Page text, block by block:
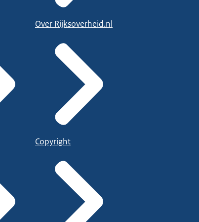
Over Rijksoverheid.nl
Copyright